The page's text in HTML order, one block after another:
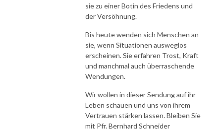
sie zu einer Botin des Friedens und
der Versöhnung.
Bis heute wenden sich Menschen an
sie, wenn Situationen ausweglos
erscheinen. Sie erfahren Trost, Kraft
und manchmal auch überraschende
Wendungen.
Wir wollen in dieser Sendung auf ihr
Leben schauen und uns von ihrem
Vertrauen stärken lassen. Bleiben Sie
mit Pfr. Bernhard Schneider